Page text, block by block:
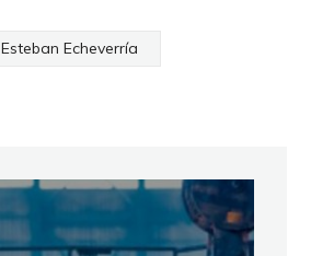
Esteban Echeverría